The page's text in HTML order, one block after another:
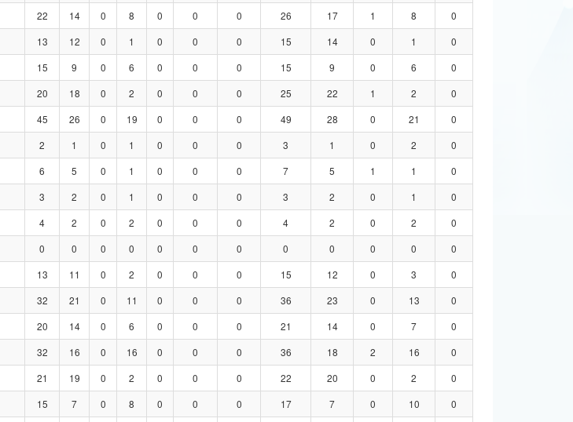
22 14 0 8 0 0 0 26 17 1 8
0
13 12 0 1 0 0 0 15 14 0 1
0
15 9 0 6 0 0 0 15 9 0 6
0
20 18 0 2 0 0 0 25 22 1 2
0
45 26 0 19 0 0 0 49 28 0 21
0
2 1 0 1 0 0 0 3 1 0 2
0
6 5 0 1 0 0 0 7 5 1 1
0
3 2 0 1 0 0 0 3 2 0 1
0
4 2 0 2 0 0 0 4 2 0 2
0
0 0 0 0 0 0 0 0 0 0 0
0
13 11 0 2 0 0 0 15 12 0 3
0
32 21 0 11 0 0 0 36 23 0 13
0
20 14 0 6 0 0 0 21 14 0 7
0
32 16 0 16 0 0 0 36 18 2 16
0
21 19 0 2 0 0 0 22 20 0 2
0
15 7 0 8 0 0 0 17 7 0 10
0